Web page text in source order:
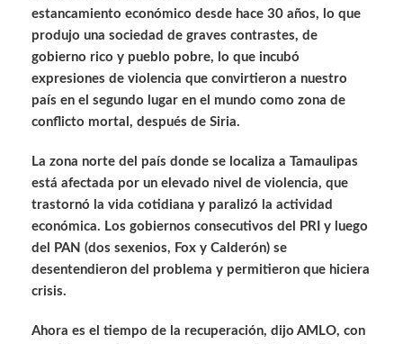
estancamiento económico desde hace 30 años, lo que
produjo una sociedad de graves contrastes, de
gobierno rico y pueblo pobre, lo que incubó
expresiones de violencia que convirtieron a nuestro
país en el segundo lugar en el mundo como zona de
conflicto mortal, después de Siria.
La zona norte del país donde se localiza a Tamaulipas
está afectada por un elevado nivel de violencia, que
trastornó la vida cotidiana y paralizó la actividad
económica. Los gobiernos consecutivos del PRI y luego
del PAN (dos sexenios, Fox y Calderón) se
desentendieron del problema y permitieron que hiciera
crisis.
Ahora es el tiempo de la recuperación, dijo AMLO, con